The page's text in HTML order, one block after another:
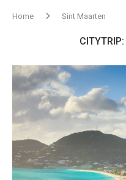
Home Sint Maarten
CITYTRIP: